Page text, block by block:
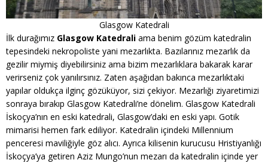
Glasgow Katedrali
İlk durağımız Glasgow Katedrali ama benim gözüm katedralin
tepesindeki nekropoliste yani mezarlıkta. Bazılarınız mezarlık da
gezilir miymiş diyebilirsiniz ama bizim mezarlıklara bakarak karar
verirseniz çok yanılırsınız. Zaten aşağıdan bakınca mezarlıktaki
yapılar oldukça ilginç gözüküyor, sizi çekiyor. Mezarlığı ziyaretimizi
sonraya bırakıp Glasgow Katedrali’ne dönelim. Glasgow Katedrali
İskoçya’nın en eski katedrali, Glasgow’daki en eski yapı. Gotik
mimarisi hemen fark ediliyor. Katedralin içindeki Millennium
penceresi maviliğiyle göz alıcı. Ayrıca kilisenin kurucusu Hristiyanlığı
İskoçya’ya getiren Aziz Mungo’nun mezarı da katedralin içinde yer